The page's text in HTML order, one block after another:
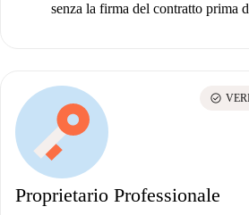
senza la firma del contratto prima
Proprietario Professionale
check_circle